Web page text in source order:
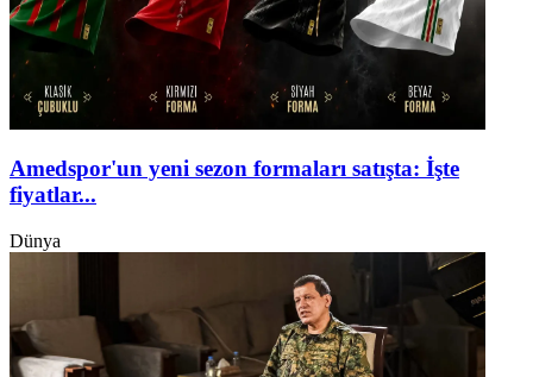
Amedspor'un yeni sezon formaları satışta: İşte
fiyatlar...
Dünya